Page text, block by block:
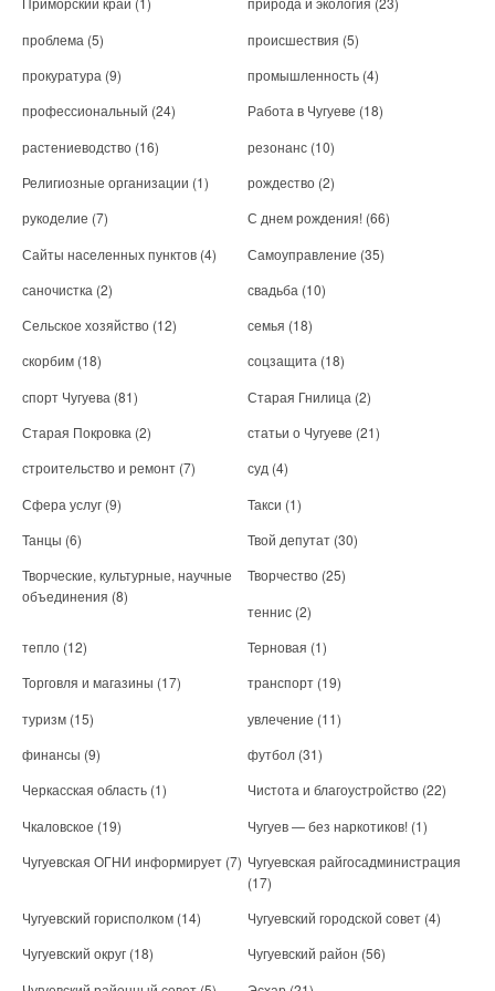
проблема (5) происшествия (5)
прокуратура (9) промышленность (4)
профессиональный (24) Работа в Чугуеве (18)
растениеводство (16) резонанс (10)
Религиозные организации (1) рождество (2)
рукоделие (7) С днем рождения! (66)
Сайты населенных пунктов (4) Самоуправление (35)
саночистка (2) свадьба (10)
Сельское хозяйство (12) семья (18)
скорбим (18) соцзащита (18)
спорт Чугуева (81) Старая Гнилица (2)
Старая Покровка (2) статьи о Чугуеве (21)
строительство и ремонт (7) суд (4)
Сфера услуг (9) Такси (1)
Танцы (6) Твой депутат (30)
Творческие, культурные, научные
объединения (8)
Творчество (25)
теннис (2)
тепло (12) Терновая (1)
Торговля и магазины (17) транспорт (19)
туризм (15) увлечение (11)
финансы (9) футбол (31)
Черкасская область (1) Чистота и благоустройство (22)
Чкаловское (19) Чугуев — без наркотиков! (1)
Чугуевская ОГНИ информирует (7) Чугуевская райгосадминистрация
(17)
Чугуевский горисполком (14) Чугуевский городской совет (4)
Чугуевский округ (18) Чугуевский район (56)